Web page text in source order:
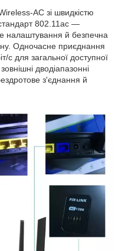
AC зі швидкістю
802.11ac —
налаштування й безпечна
Одночасне приєднання
с для загальної доступної
дводіапазонні
з'єднання й